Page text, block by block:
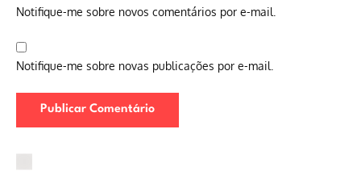
Notifique-me sobre novos comentários por e-mail.
Notifique-me sobre novas publicações por e-mail.